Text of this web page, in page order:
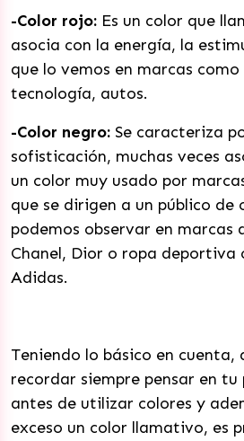
-Color rojo: Es un color que
asocia con la energía, la
que lo vemos en marcas
tecnología, autos.
-Color negro: Se caracteriza
sofisticación, muchas veces
un color muy usado por
que se dirigen a un público de
podemos observar en marcas
Chanel, Dior o ropa deportiva
Adidas.
Teniendo lo básico en cuenta,
recordar siempre pensar en
antes de utilizar colores y
exceso un color llamativo, es